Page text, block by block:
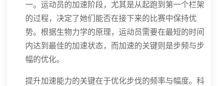
一。运动员的加速阶段，尤其是从起跑到第一个栏架
的过程，决定了她们能否在接下来的比赛中保持优
势。根据生物力学的原理，运动员需要在最短的时间
内达到最佳的加速状态，而加速的关键则是步频与步
幅的优化。
提升加速能力的关键在于优化步伐的频率与幅度。科